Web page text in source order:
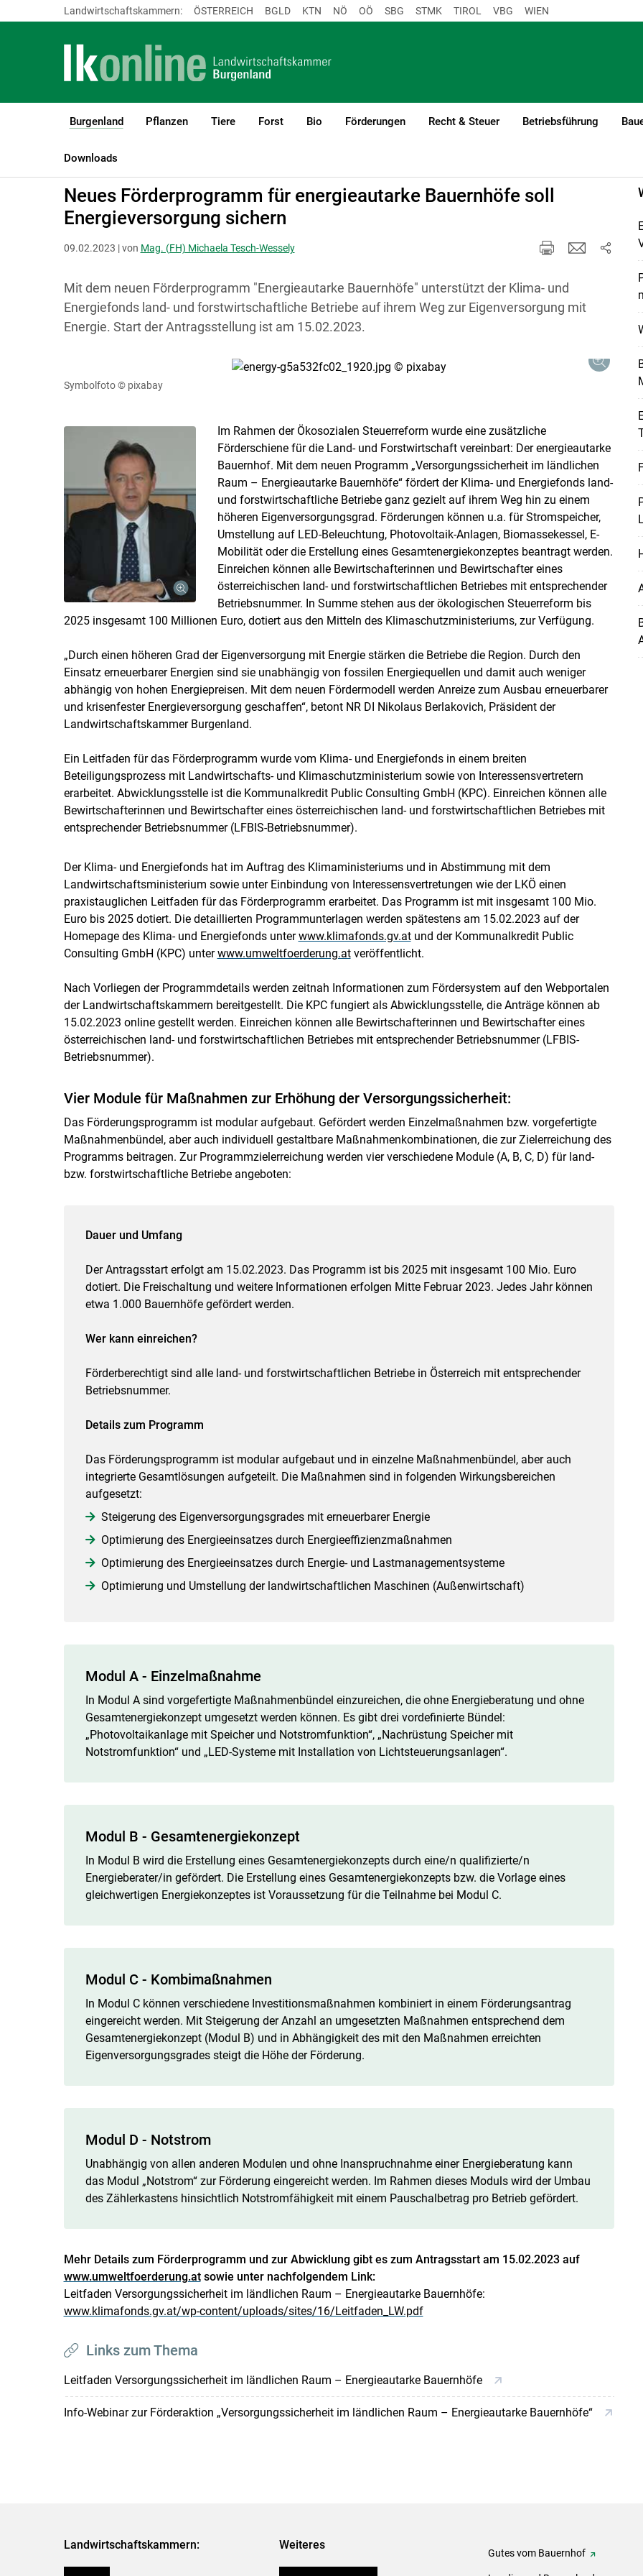
Skip to main content
Landwirtschaftskammern: ÖSTERREICH BGLD KTN NÖ OÖ SBG STMK TIROL VBG WIEN
Burgenland
(current)1
Pflanzen Tiere Forst Bio Förderungen Recht & Steuer Betriebsführung
Downloads
LK Burgenland
Neues Förderprogramm für energieautarke Bauernhöfe soll
Energieversorgung sichern
09.02.2023 | von Mag. (FH) Michaela Tesch-Wessely
Mit dem neuen Förderprogramm "Energieautarke Bauernhöfe" unterstützt der Klima- und
Energiefonds land- und forstwirtschaftliche Betriebe auf ihrem Weg zur Eigenversorgung mit
Energie. Start der Antragsstellung ist am 15.02.2023.
Symbolfoto © pixabay
Im Rahmen der Ökosozialen Steuerreform wurde eine zusätzliche
Förderschiene für die Land- und Forstwirtschaft vereinbart: Der energieautarke
Bauernhof. Mit dem neuen Programm „Versorgungssicherheit im ländlichen
Raum – Energieautarke Bauernhöfe“ fördert der Klima- und Energiefonds land-
und forstwirtschaftliche Betriebe ganz gezielt auf ihrem Weg hin zu einem
höheren Eigenversorgungsgrad. Förderungen können u.a. für Stromspeicher,
Umstellung auf LED-Beleuchtung, Photovoltaik-Anlagen, Biomassekessel, E-
Mobilität oder die Erstellung eines Gesamtenergiekonzeptes beantragt werden.
Einreichen können alle Bewirtschafterinnen und Bewirtschafter eines
österreichischen land- und forstwirtschaftlichen Betriebes mit entsprechender
Betriebsnummer. In Summe stehen aus der ökologischen Steuerreform bis
2025 insgesamt 100 Millionen Euro, dotiert aus den Mitteln des Klimaschutzministeriums, zur Verfügung.
„Durch einen höheren Grad der Eigenversorgung mit Energie stärken die Betriebe die Region. Durch den
Einsatz erneuerbarer Energien sind sie unabhängig von fossilen Energiequellen und damit auch weniger
abhängig von hohen Energiepreisen. Mit dem neuen Fördermodell werden Anreize zum Ausbau erneuerbarer
und krisenfester Energieversorgung geschaffen“, betont NR DI Nikolaus Berlakovich, Präsident der
Landwirtschaftskammer Burgenland.
Ein Leitfaden für das Förderprogramm wurde vom Klima- und Energiefonds in einem breiten
Beteiligungsprozess mit Landwirtschafts- und Klimaschutzministerium sowie von Interessensvertretern
erarbeitet. Abwicklungsstelle ist die Kommunalkredit Public Consulting GmbH (KPC). Einreichen können alle
Bewirtschafterinnen und Bewirtschafter eines österreichischen land- und forstwirtschaftlichen Betriebes mit
entsprechender Betriebsnummer (LFBIS-Betriebsnummer).
Der Klima- und Energiefonds hat im Auftrag des Klimaministeriums und in Abstimmung mit dem
Landwirtschaftsministerium sowie unter Einbindung von Interessensvertretungen wie der LKÖ einen
praxistauglichen Leitfaden für das Förderprogramm erarbeitet. Das Programm ist mit insgesamt 100 Mio.
Euro bis 2025 dotiert. Die detaillierten Programmunterlagen werden spätestens am 15.02.2023 auf der
Homepage des Klima- und Energiefonds unterwww.klimafonds.gv.atund der Kommunalkredit Public
Consulting GmbH (KPC) unterwww.umweltfoerderung.atveröffentlicht.
Nach Vorliegen der Programmdetails werden zeitnah Informationen zum Fördersystem auf den Webportalen
der Landwirtschaftskammern bereitgestellt. Die KPC fungiert als Abwicklungsstelle, die Anträge können ab
15.02.2023 online gestellt werden. Einreichen können alle Bewirtschafterinnen und Bewirtschafter eines
österreichischen land- und forstwirtschaftlichen Betriebes mit entsprechender Betriebsnummer (LFBIS-
Betriebsnummer).
Vier Module für Maßnahmen zur Erhöhung der Versorgungssicherheit:
Das Förderungsprogramm ist modular aufgebaut. Gefördert werden Einzelmaßnahmen bzw. vorgefertigte
Maßnahmenbündel, aber auch individuell gestaltbare Maßnahmenkombinationen, die zur Zielerreichung des
Programms beitragen. Zur Programmzielerreichung werden vier verschiedene Module (A, B, C, D) für land-
bzw. forstwirtschaftliche Betriebe angeboten:
Dauer und Umfang
Der Antragsstart erfolgt am 15.02.2023. Das Programm ist bis 2025 mit insgesamt 100 Mio. Euro
dotiert. Die Freischaltung und weitere Informationen erfolgen Mitte Februar 2023. Jedes Jahr können
etwa 1.000 Bauernhöfe gefördert werden.
Wer kann einreichen?
Förderberechtigt sind alle land- und forstwirtschaftlichen Betriebe in Österreich mit entsprechender
Betriebsnummer.
Details zum Programm
Das Förderungsprogramm ist modular aufgebaut und in einzelne Maßnahmenbündel, aber auch
integrierte Gesamtlösungen aufgeteilt. Die Maßnahmen sind in folgenden Wirkungsbereichen
aufgesetzt:
Steigerung des Eigenversorgungsgrades mit erneuerbarer Energie
Optimierung des Energieeinsatzes durch Energieeffizienzmaßnahmen
Optimierung des Energieeinsatzes durch Energie- und Lastmanagementsysteme
Optimierung und Umstellung der landwirtschaftlichen Maschinen (Außenwirtschaft)
Modul A - Einzelmaßnahme
In Modul A sind vorgefertigte Maßnahmenbündel einzureichen, die ohne Energieberatung und ohne
Gesamtenergiekonzept umgesetzt werden können. Es gibt drei vordefinierte Bündel:
„Photovoltaikanlage mit Speicher und Notstromfunktion“, „Nachrüstung Speicher mit
Notstromfunktion“ und „LED-Systeme mit Installation von Lichtsteuerungsanlagen“.
Modul B - Gesamtenergiekonzept
In Modul B wird die Erstellung eines Gesamtenergiekonzepts durch eine/n qualifizierte/n
Energieberater/in gefördert. Die Erstellung eines Gesamtenergiekonzepts bzw. die Vorlage eines
gleichwertigen Energiekonzeptes ist Voraussetzung für die Teilnahme bei Modul C.
Modul C - Kombimaßnahmen
In Modul C können verschiedene Investitionsmaßnahmen kombiniert in einem Förderungsantrag
eingereicht werden. Mit Steigerung der Anzahl an umgesetzten Maßnahmen entsprechend dem
Gesamtenergiekonzept (Modul B) und in Abhängigkeit des mit den Maßnahmen erreichten
Eigenversorgungsgrades steigt die Höhe der Förderung.
Modul D - Notstrom
Unabhängig von allen anderen Modulen und ohne Inanspruchnahme einer Energieberatung kann
das Modul „Notstrom“ zur Förderung eingereicht werden. Im Rahmen dieses Moduls wird der Umbau
des Zählerkastens hinsichtlich Notstromfähigkeit mit einem Pauschalbetrag pro Betrieb gefördert.
Mehr Details zum Förderprogramm und zur Abwicklung gibt es zum Antragsstart am 15.02.2023 auf
www.umweltfoerderung.atsowie unter nachfolgendem Link:
Leitfaden Versorgungssicherheit im ländlichen Raum – Energieautarke Bauernhöfe:
​​​​​​​www.klimafonds.gv.at/wp-content/uploads/sites/16/Leitfaden_LW.pdf
Links zum Thema
Leitfaden Versorgungssicherheit im ländlichen Raum – Energieautarke Bauernhöfe
Info-Webinar zur Förderaktion „Versorgungssicherheit im ländlichen Raum – Energieautarke Bauernhöfe“
Landwirtschaftskammern: Weiteres
Gutes vom Bauernhof